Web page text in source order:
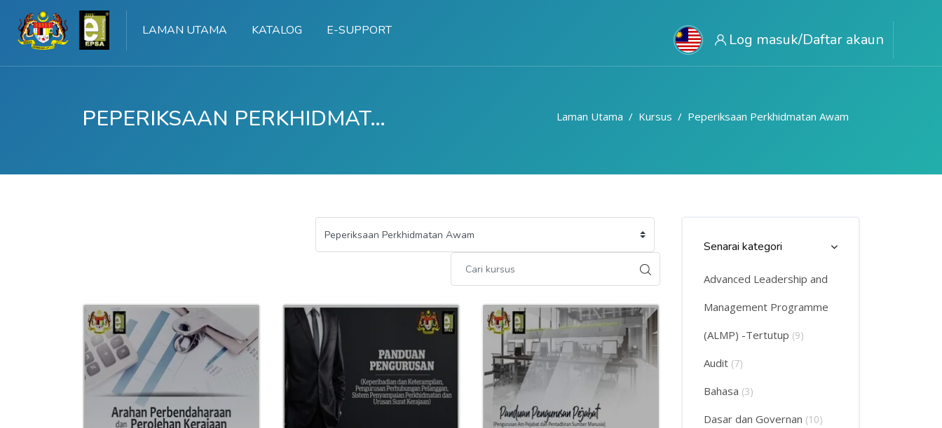
LAMAN UTAMA KATALOG E-SUPPORT Log masuk/Daftar akaun
PEPERIKSAAN PERKHIDMATAN AWAM Laman Utama Kursus Peperiksaan Perkhidmatan Awam
Senarai kategori
Advanced Leadership and
Management Programme
(ALMP) -Tertutup (9)
Audit (7)
Bahasa (3)
Dasar dan Governan (10)